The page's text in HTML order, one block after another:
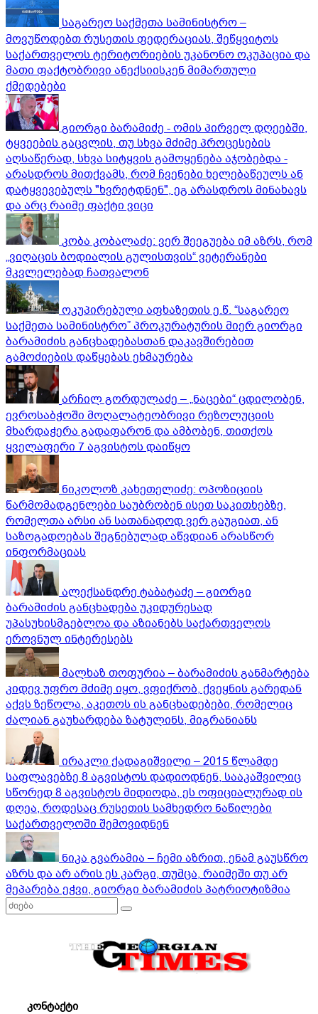
საგარეო საქმეთა სამინისტრო –
მოვუწოდებთ რუსეთის ფედერაციას, შეწყვიტოს
საქართველოს ტერიტორიების უკანონო ოკუპაცია და
მათი ფაქტობრივი ანექსიისკენ მიმართული
ქმედებები
გიორგი ბარამიძე - ომის პირველ დღეებში,
ტყვეების გაცვლის, თუ სხვა მძიმე პროცესების
აღსაწერად, სხვა სიტყვის გამოყენება აჯობებდა -
არასდროს მითქვამს, რომ ჩვენები ხელებაწეულს ან
დატყვევებულს "ხვრეტდნენ", ეგ არასდროს მინახავს
და არც რაიმე ფაქტი ვიცი
კობა კობალაძე: ვერ შეეგუება იმ აზრს, რომ
„ვიღაცის ბოდიალის გულისთვის“ ვეტერანები
მკვლელებად ჩათვალონ
ოკუპირებული აფხაზეთის ე.წ. “საგარეო
საქმეთა სამინისტრო” პროკურატურის მიერ გიორგი
ბარამიძის განცხადებასთან დაკავშირებით
გამოძიების დაწყებას ეხმაურება
არჩილ გორდულაძე – „ნაცები“ ცდილობენ,
ევროსაბჭოში მოღალატეობრივი რეზოლუციის
მხარდაჭერა გადაფარონ და ამბობენ, თითქოს
ყველაფერი 7 აგვისტოს დაიწყო
ნიკოლოზ კახეთელიძე: ოპოზიციის
წარმომადგენლები საუბრობენ ისეთ საკითხებზე,
რომელთა არსი ან სათანადოდ ვერ გაუგიათ, ან
საზოგადოებას შეგნებულად აწვდიან არასწორ
ინფორმაციას
ალექსანდრე ტაბატაძე – გიორგი
ბარამიძის განცხადება უკიდურესად
უპასუხისმგებლოა და აზიანებს საქართველოს
ეროვნულ ინტერესებს
მალხაზ თოფურია – ბარამიძის განმარტება
კიდევ უფრო მძიმე იყო, ვფიქრობ, ქვეყნის გარედან
აქვს ზეწოლა, აკეთოს ის განცხადებები, რომელიც
ძალიან გაუხარდება ზატულინს, მიგრანიანს
ირაკლი ქადაგიშვილი – 2015 წლამდე
საფლავებზე 8 აგვისტოს დადიოდნენ, სააკაშვილიც
სწორედ 8 აგვისტოს მიდიოდა, ეს ოფიციალურად ის
დღეა, როდესაც რუსეთის სამხედრო ნაწილები
საქართველოში შემოვიდნენ
ნიკა გვარამია – ჩემი აზრით, ენამ გაუსწრო
აზრს და არ არის ეს კარგი, თუმცა, რაიმეში თუ არ
მეპარება ეჭვი, გიორგი ბარამიძის პატრიოტიზმია
კონტაქტი